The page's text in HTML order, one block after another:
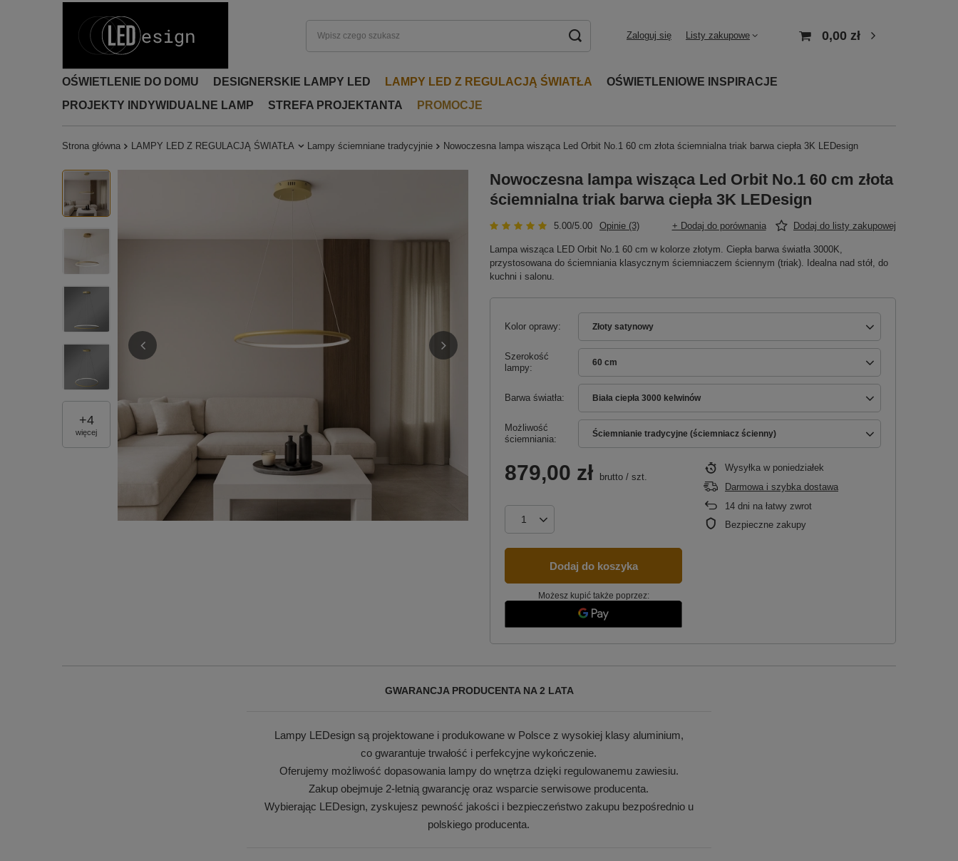
Zaloguj się Listy zakupowe 0,00 zł
OŚWIETLENIE DO DOMU DESIGNERSKIE LAMPY LED LAMPY LED Z REGULACJĄ ŚWIATŁA
OŚWIETLENIOWE INSPIRACJE
PROJEKTY INDYWIDUALNE LAMP
STREFA PROJEKTANTA PROMOCJE
Strona główna LAMPY LED Z REGULACJĄ ŚWIATŁA Lampy ściemniane tradycyjnie Nowoczesna lampa wisząca Led Orbit No.1 60 cm złota ściemnialna triak barwa ciepła 3K LEDesign
+4
więcej
Nowoczesna lampa wisząca Led Orbit No.1 60 cm złota
ściemnialna triak barwa ciepła 3K LEDesign
5.00/5.00 Opinie (3) + Dodaj do porównania Dodaj do listy zakupowej
Lampa wisząca LED Orbit No.1 60 cm w kolorze złotym. Ciepła barwa światła 3000K,
przystosowana do ściemniania klasycznym ściemniaczem ściennym (triak). Idealna nad stół, do
kuchni i salonu.
Kolor oprawy Złoty satynowy
Szerokość
lampy
60 cm
Barwa światła Biała ciepła 3000 kelwinów
Możliwość
ściemniania
Ściemnianie tradycyjne (ściemniacz ścienny)
879,00 zł brutto / szt.
Dodaj do koszyka
Możesz kupić także poprzez:
Wysyłka w poniedziałek
Darmowa i szybka dostawa
14 dni na łatwy zwrot
Bezpieczne zakupy
GWARANCJA PRODUCENTA NA 2 LATA
Lampy LEDesign są projektowane i produkowane w Polsce z wysokiej klasy aluminium,
co gwarantuje trwałość i perfekcyjne wykończenie.
Oferujemy możliwość dopasowania lampy do wnętrza dzięki regulowanemu zawiesiu.
Zakup obejmuje 2-letnią gwarancję oraz wsparcie serwisowe producenta.
Wybierając LEDesign, zyskujesz pewność jakości i bezpieczeństwo zakupu bezpośrednio u
polskiego producenta.